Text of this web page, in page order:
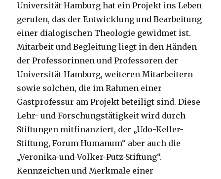
Universität Hamburg hat ein Projekt ins Leben
gerufen, das der Entwicklung und Bearbeitung
einer dialogischen Theologie gewidmet ist.
Mitarbeit und Begleitung liegt in den Händen
der Professorinnen und Professoren der
Universität Hamburg, weiteren Mitarbeitern
sowie solchen, die im Rahmen einer
Gastprofessur am Projekt beteiligt sind. Diese
Lehr- und Forschungstätigkeit wird durch
Stiftungen mitfinanziert, der „Udo-Keller-
Stiftung, Forum Humanum“ aber auch die
„Veronika-und-Volker-Putz-Stiftung“.
Kennzeichen und Merkmale einer